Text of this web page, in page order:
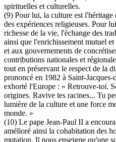
spirituelles et culturelles.
(9) Pour lui, la culture est l'héritage
des expériences religieuses. Pour
richesse de la vie, l'échange des
ainsi que l'enrichissement mutuel
et aux gouvernements de
contributions nationales et
tout en préservant le respect de la
prononcé en 1982 à Saint-
exhorté l'Europe : « Retrouve-toi.
origines. Ravive tes racines... Tu
lumière de la culture et une force
monde. »
(10) Le pape Jean-Paul II a
amélioré ainsi la cohabitation des
mutation. Il nous enseigne qu'une